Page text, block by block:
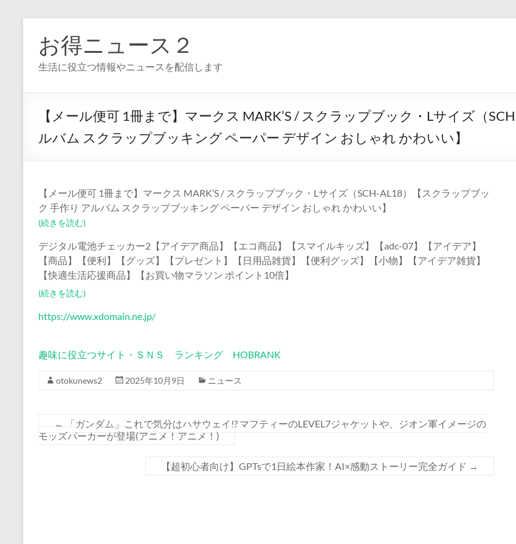
お得ニュース２
生活に役立つ情報やニュースを配信します
【メール便可 1冊まで】マークス MARK’S / スクラップブック・Lサイズ（
ルバム スクラップブッキング ペーパー デザイン おしゃれ かわいい】
【メール便可 1冊まで】マークス MARK’S / スクラップブック・Lサイズ（SCH-AL18）【スクラップブッ
ク 手作り アルバム スクラップブッキング ペーパー デザイン おしゃれ かわいい】
(続きを読む)
デジタル電池チェッカー2【アイデア商品】【エコ商品】【スマイルキッズ】【adc-07】【アイデア】
【商品】【便利】【グッズ】【プレゼント】【日用品雑貨】【便利グッズ】【小物】【アイデア雑貨】
【快適生活応援商品】【お買い物マラソン ポイント10倍】
(続きを読む)
https://www.xdomain.ne.jp/
趣味に役立つサイト・ＳＮＳ ランキング HOBRANK
otokunews2 2025年10月9日 ニュース
←
「ガンダム」これで気分はハサウェイ!? マフティーのLEVEL7ジャケットや、ジオン軍イメージの
モッズパーカーが登場(アニメ！アニメ！)
【超初心者向け】GPTsで1日絵本作家！AI×感動ストーリー完全ガイド →